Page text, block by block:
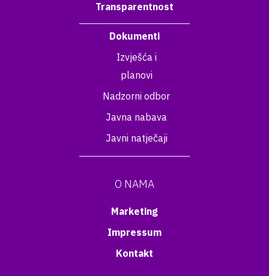
Transparentnost
Dokumenti
Izvješća i
planovi
Nadzorni odbor
Javna nabava
Javni natječaji
O NAMA
Marketing
Impressum
Kontakt